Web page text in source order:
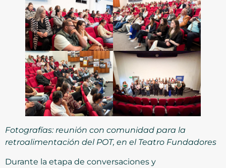
Fotografías: reunión con comunidad para la
retroalimentación del POT, en el Teatro Fundadores
Durante la etapa de conversaciones y